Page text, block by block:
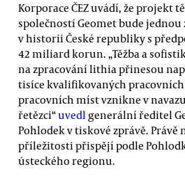
Korporace ČEZ uvádí, že projekt
společností Geomet bude
v historii České republiky s
42 miliard korun. „Těžba a
na zpracování lithia přinesou
tisíce kvalifikovaných
pracovních míst vznikne v
řetězci“uvedl generální ředitel
Pohlodek v tiskové zprávě. Právě
příležitosti přispějí podle
ústeckého regionu.